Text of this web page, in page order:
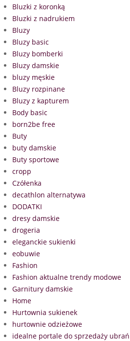
Bluzki z koronką
Bluzki z nadrukiem
Bluzy
Bluzy basic
Bluzy bomberki
Bluzy damskie
bluzy męskie
Bluzy rozpinane
Bluzy z kapturem
Body basic
born2be free
Buty
buty damskie
Buty sportowe
cropp
Czółenka
decathlon alternatywa
DODATKI
dresy damskie
drogeria
eleganckie sukienki
eobuwie
Fashion
Fashion aktualne trendy modowe
Garnitury damskie
Home
Hurtownia sukienek
hurtownie odzieżowe
idealne portale do sprzedaży ubrań